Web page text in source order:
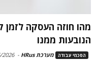
מהו חוזה העסקה לזמן
הנובעות ממנו
הסכמי עבודה מערכת HRus -
2026